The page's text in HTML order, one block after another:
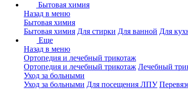
Бытовая химия
Назад в меню
Бытовая химия
Бытовая химия Для стирки Для ванной Для
Еще
Назад в меню
Ортопедия и лечебный трикотаж
Ортопедия и лечебный трикотаж Лечебный
Уход за больными
Уход за больными Для посещения ЛПУ